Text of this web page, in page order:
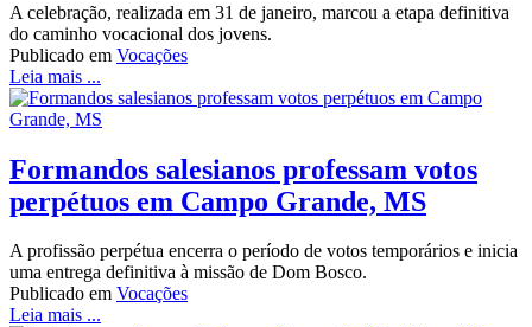
A celebração, realizada em 31 de janeiro, marcou a etapa definitiva
do caminho vocacional dos jovens.
Publicado em Vocações
Leia mais ...
Formandos salesianos professam votos
perpétuos em Campo Grande, MS
A profissão perpétua encerra o período de votos temporários e inicia
uma entrega definitiva à missão de Dom Bosco.
Publicado em Vocações
Leia mais ...